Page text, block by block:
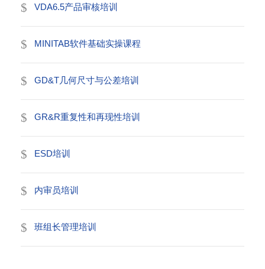
VDA6.5产品审核培训
MINITAB软件基础实操课程
GD&T几何尺寸与公差培训
GR&R重复性和再现性培训
ESD培训
内审员培训
班组长管理培训